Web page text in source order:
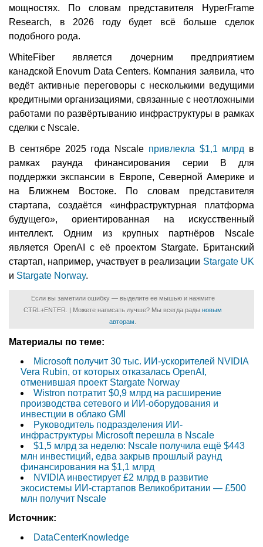
мощностях. По словам представителя HyperFrame
Research, в 2026 году будет всё больше сделок
подобного рода.
WhiteFiber является дочерним предприятием
канадской Enovum Data Centers. Компания заявила, что
ведёт активные переговоры с несколькими ведущими
кредитными организациями, связанные с неотложными
работами по развёртыванию инфраструктуры в рамках
сделки с Nscale.
В сентябре 2025 года Nscale привлекла $1,1 млрд в
рамках раунда финансирования серии B для
поддержки экспансии в Европе, Северной Америке и
на Ближнем Востоке. По словам представителя
стартапа, создаётся «инфраструктурная платформа
будущего», ориентированная на искусственный
интеллект. Одним из крупных партнёров Nscale
является OpenAI с её проектом Stargate. Британский
стартап, например, участвует в реализации Stargate UK
и Stargate Norway.
Если вы заметили ошибку — выделите ее мышью и нажмите
CTRL+ENTER. | Можете написать лучше? Мы всегда рады новым
авторам.
Материалы по теме:
Microsoft получит 30 тыс. ИИ-ускорителей NVIDIA
Vera Rubin, от которых отказалась OpenAI,
отменившая проект Stargate Norway
Wistron потратит $0,9 млрд на расширение
производства сетевого и ИИ-оборудования и
инвестции в облако GMI
Руководитель подразделения ИИ-
инфраструктуры Microsoft перешла в Nscale
$1,5 млрд за неделю: Nscale получила ещё $443
млн инвестиций, едва закрыв прошлый раунд
финансирования на $1,1 млрд
NVIDIA инвестирует £2 млрд в развитие
экосистемы ИИ-стартапов Великобритании — £500
млн получит Nscale
Источник:
DataCenterKnowledge